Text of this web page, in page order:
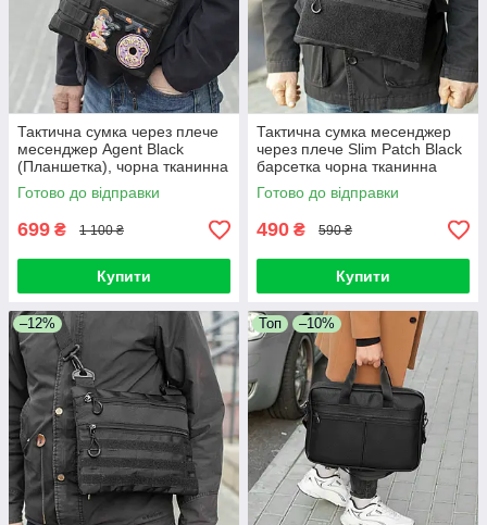
Тактична сумка через плече
месенджер Agent Black
(Планшетка), чорна тканинна
з VELCRO та системою
MOLLE, (26х19х 2 см)
Готово до відправки
699 ₴ 1 100 ₴
Купити
Тактична сумка месенджер
через плече Slim Patch Black
барсетка чорна тканинна
Готово до відправки
490 ₴ 590 ₴
Купити
–12% Топ –10%